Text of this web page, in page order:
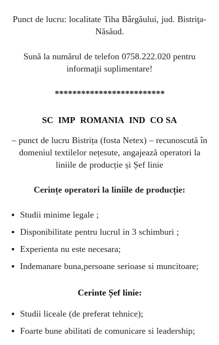
Punct de lucru: localitate Tiha Bârgăului, jud. Bistriţa-
Năsăud.
Sună la numărul de telefon 0758.222.020 pentru
informaţii suplimentare!
*************************
SC IMP ROMANIA IND CO SA
– punct de lucru Bistrița (fosta Netex) – recunoscută în
domeniul textilelor nețesute, angajează operatori la
liniile de producție și Șef linie
Cerințe operatori la liniile de producție:
Studii minime legale ;
Disponibilitate pentru lucrul in 3 schimburi ;
Experienta nu este necesara;
Indemanare buna,persoane serioase si muncitoare;
Cerinte Șef linie:
Studii liceale (de preferat tehnice);
Foarte bune abilitati de comunicare si leadership;